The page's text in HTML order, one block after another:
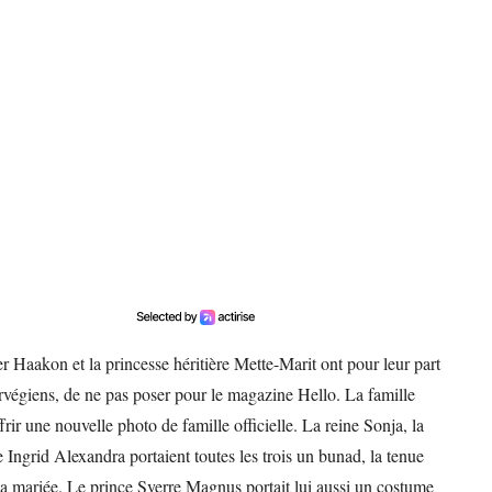
et la princesse héritière Mette-Marit ont pour leur part
de ne pas poser pour le magazine Hello. La famille
une nouvelle photo de famille officielle. La reine Sonja, la
Alexandra portaient toutes les trois un bunad, la tenue
mariée. Le prince Sverre Magnus portait lui aussi un costume